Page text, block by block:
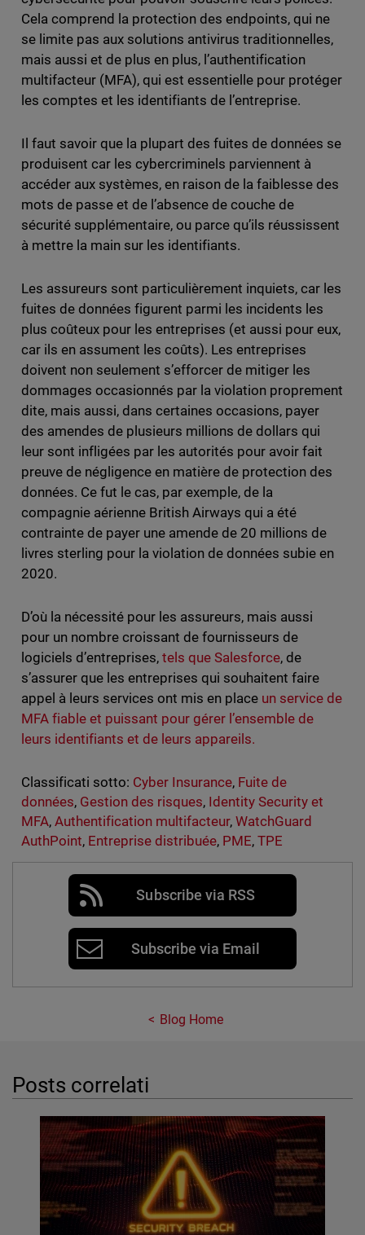
Cela comprend la protection des endpoints, qui ne
se limite pas aux solutions antivirus traditionnelles,
mais aussi et de plus en plus, l’authentification
multifacteur (MFA), qui est essentielle pour protéger
les comptes et les identifiants de l’entreprise.
Il faut savoir que la plupart des fuites de données se
produisent car les cybercriminels parviennent à
accéder aux systèmes, en raison de la faiblesse des
mots de passe et de l’absence de couche de
sécurité supplémentaire, ou parce qu’ils réussissent
à mettre la main sur les identifiants.
Les assureurs sont particulièrement inquiets, car les
fuites de données figurent parmi les incidents les
plus coûteux pour les entreprises (et aussi pour eux,
car ils en assument les coûts). Les entreprises
doivent non seulement s’efforcer de mitiger les
dommages occasionnés par la violation proprement
dite, mais aussi, dans certaines occasions, payer
des amendes de plusieurs millions de dollars qui
leur sont infligées par les autorités pour avoir fait
preuve de négligence en matière de protection des
données. Ce fut le cas, par exemple, de la
compagnie aérienne British Airways qui a été
contrainte de payer une amende de 20 millions de
livres sterling pour la violation de données subie en
2020.
D’où la nécessité pour les assureurs, mais aussi
pour un nombre croissant de fournisseurs de
logiciels d’entreprises, tels que Salesforce, de
s’assurer que les entreprises qui souhaitent faire
appel à leurs services ont mis en place un service de
MFA fiable et puissant pour gérer l’ensemble de
leurs identifiants et de leurs appareils.
Classificati sotto: Cyber Insurance, Fuite de
données, Gestion des risques, Identity Security et
MFA, Authentification multifacteur,WatchGuard
AuthPoint, Entreprise distribuée, PME,TPE
Subscribe via RSS
Subscribe via Email
Blog Home
Posts correlati